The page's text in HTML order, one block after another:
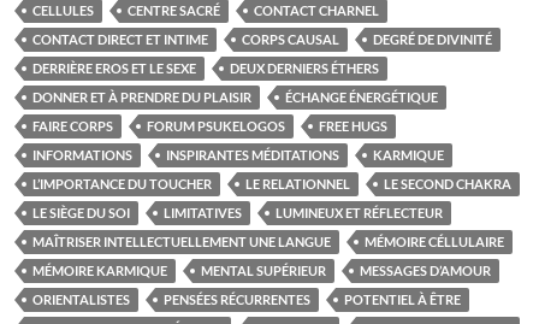
CELLULES
CENTRE SACRÉ
CONTACT CHARNEL
CONTACT DIRECT ET INTIME
CORPS CAUSAL
DEGRÉ DE DIVINITÉ
DERRIÈRE EROS ET LE SEXE
DEUX DERNIERS ÉTHERS
DONNER ET À PRENDRE DU PLAISIR
ÉCHANGE ÉNERGÉTIQUE
FAIRE CORPS
FORUM PSUKELOGOS
FREE HUGS
INFORMATIONS
INSPIRANTES MÉDITATIONS
KARMIQUE
L’IMPORTANCE DU TOUCHER
LE RELATIONNEL
LE SECOND CHAKRA
LE SIÈGE DU SOI
LIMITATIVES
LUMINEUX ET RÉFLECTEUR
MAÎTRISER INTELLECTUELLEMENT UNE LANGUE
MÉMOIRE CÉLLULAIRE
MÉMOIRE KARMIQUE
MENTAL SUPÉRIEUR
MESSAGES D’AMOUR
ORIENTALISTES
PENSÉES RÉCURRENTES
POTENTIEL À ÊTRE